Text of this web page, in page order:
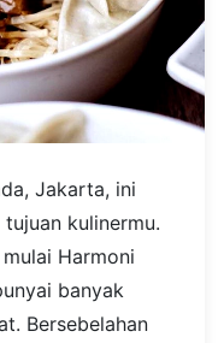
Jakarta, ini
kulinermu.
Harmoni
banyak
Bersebelahan